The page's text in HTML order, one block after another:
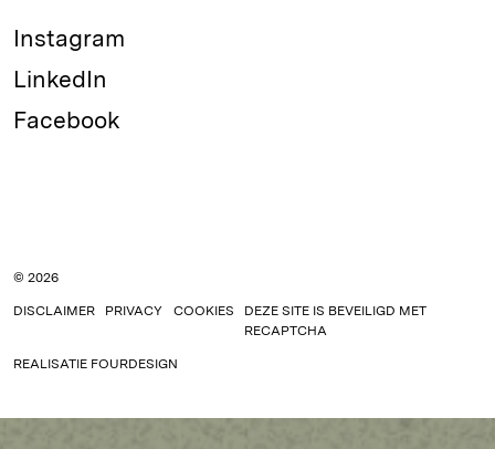
Instagram
LinkedIn
Facebook
© 2026
DISCLAIMER PRIVACY COOKIES
DEZE SITE IS BEVEILIGD MET
RECAPTCHA
REALISATIE FOURDESIGN